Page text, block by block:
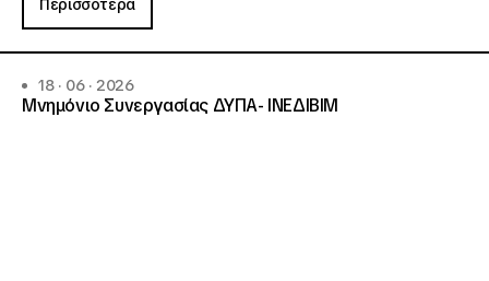
Περισσότερα
18 · 06 · 2026
Μνημόνιο Συνεργασίας ΔΥΠΑ- ΙΝΕΔΙΒΙΜ